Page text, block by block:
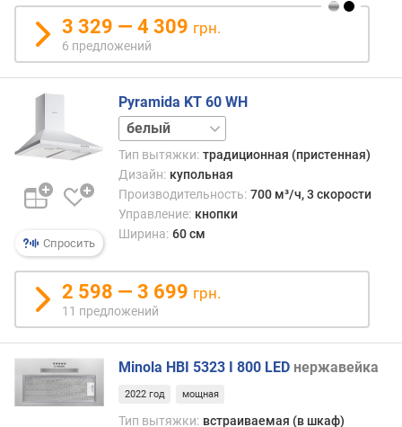
л
о
ж
е
и
н
а
(
с
м
)
л
3 329 — 4 309 грн.
6 предложений
Спросить
Pyramida KT 60 WH
черный
Тип вытяжки: традиционная (пристенная)
Дизайн: купольная
Производительность: 700 м³/ч, 3 скорости
Управление: кнопки
Ширина: 60 см
2 598 — 3 699 грн.
11 предложений
Minola HBI 5323 I 800 LED нержавейка
2022 год мощная
Тип вытяжки: встраиваемая (в шкаф)